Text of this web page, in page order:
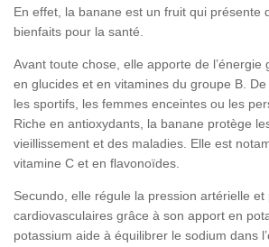
En effet, la banane est un fruit qui présente
bienfaits pour la santé.
Avant toute chose, elle apporte de l’énergie
en glucides et en vitamines du groupe B.
les sportifs, les femmes enceintes ou les
Riche en antioxydants, la banane protège
vieillissement et des maladies. Elle est
vitamine C et en flavonoïdes.
Secundo, elle régule la pression artérielle
cardiovasculaires grâce à son apport en
potassium aide à équilibrer le sodium dans